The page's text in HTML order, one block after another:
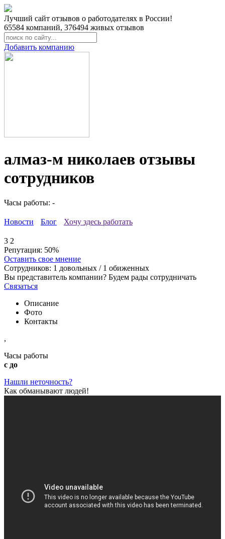
Лучший сайт отзывов о работодателях в России!
65584 компаний, 376494 живых отзывов
Добавить компанию
алмаз-м николаев отзывы
сотрудников
Часы работы: -
Новости Блог Хочу здесь работать
3 2
Репутация: 50%
Оставить свое мнение
Сотрудников: 1 довольных / 1 обиженных
Вы представитель компании? Будем рады сотрудничать
Связаться
Описание
Фото
Контакты
,
Часы работы
с до
Нашли неточность?
Как обманывают людей!